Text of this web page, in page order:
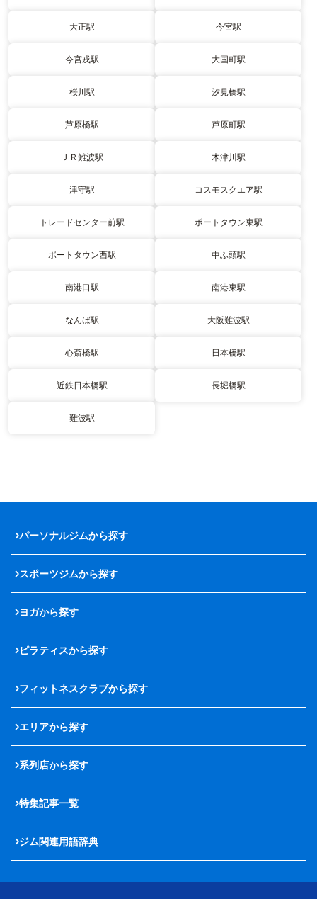
大正駅 今宮駅
今宮戎駅 大国町駅
桜川駅 汐見橋駅
芦原橋駅 芦原町駅
ＪＲ難波駅 木津川駅
津守駅 コスモスクエア駅
トレードセンター前駅 ポートタウン東駅
ポートタウン西駅 中ふ頭駅
南港口駅 南港東駅
なんば駅 大阪難波駅
心斎橋駅 日本橋駅
近鉄日本橋駅 長堀橋駅
難波駅
パーソナルジムから探す
スポーツジムから探す
ヨガから探す
ピラティスから探す
フィットネスクラブから探す
エリアから探す
系列店から探す
特集記事一覧
ジム関連用語辞典